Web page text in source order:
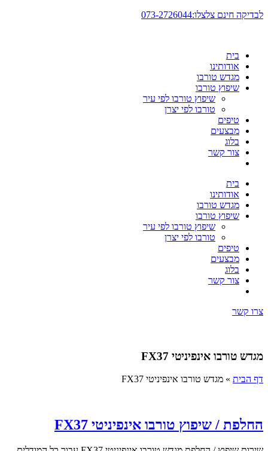
דלג
לבדיקה חינם צלצלו:073-2726044
בית
אודותינו
מגדש טורבו
שיפוץ טורבו
שיפוץ טורבו לפי עיר
טורבו לפי יצרן
טיפים
מבצעים
בלוג
צור קשר
בית
אודותינו
מגדש טורבו
שיפוץ טורבו
שיפוץ טורבו לפי עיר
טורבו לפי יצרן
טיפים
מבצעים
בלוג
צור קשר
צרו קשר
מגדש טורבו אינפיניטי FX37
דף הבית » מגדש טורבו אינפיניטי FX37
החלפת / שיפוץ טורבו אינפיניטי FX37